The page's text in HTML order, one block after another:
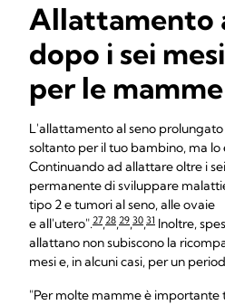
Allattamento
dopo i sei
per le mamme
L'allattamento al seno
soltanto per il tuo bambino, ma lo
Continuando ad allattare oltre i
permanente di sviluppare
tipo 2 e tumori al seno, alle ovaie
e all'utero".27,28,29,30,31 Inoltre,
allattano non subiscono la
mesi e, in alcuni casi, per un
"Per molte mamme è importante